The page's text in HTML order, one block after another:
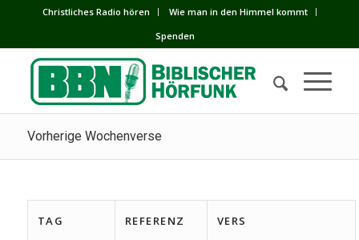
Сhristliches Radio hören
Wie man in den Himmel kommt
Spenden
Vorherige Wochenverse
TAG REFERENZ VERS